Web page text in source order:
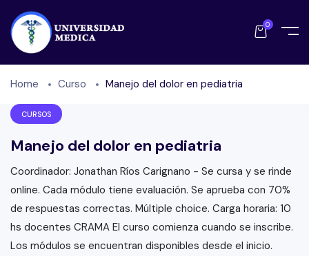
0
Home Curso Manejo del dolor en pediatria
CURSOS
Manejo del dolor en pediatria
Coordinador: Jonathan Ríos Carignano - Se cursa y se rinde
online. Cada módulo tiene evaluación. Se aprueba con 70%
de respuestas correctas. Múltiple choice. Carga horaria: 10
hs docentes CRAMA El curso comienza cuando se inscribe.
Los módulos se encuentran disponibles desde el inicio.